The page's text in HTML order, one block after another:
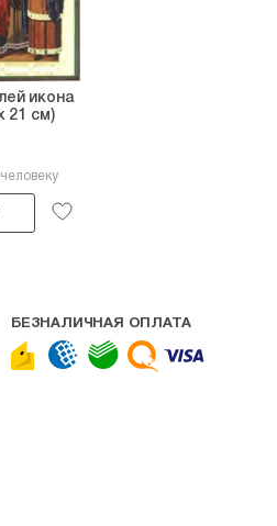
икона
21 см)
БЕЗНАЛИЧНАЯ ОПЛАТА